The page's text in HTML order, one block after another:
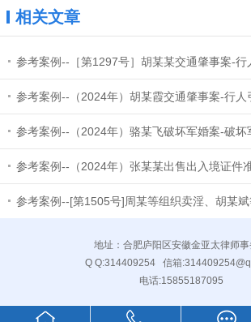
相关文章
地址：合肥庐阳区安徽金亚太律师
Q Q:314409254 信箱:
电话:15855187095